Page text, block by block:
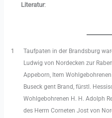
Literatur:
1
Taufpaten in der Brandsburg
Ludwig von Nordecken zur
Appeborn, Item
Buseck gent Brand, fürstl.
Wohlgebohrenen H. H. Adolph
des Herrn Corneten Jost von